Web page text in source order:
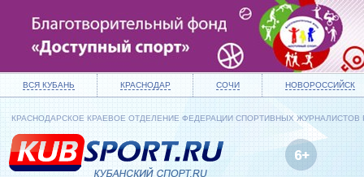
ВСЯ КУБАНЬ КРАСНОДАР СОЧИ НОВОРОССИЙСК
КРАСНОДАРСКОЕ КРАЕВОЕ ОТДЕЛЕНИЕ ФЕДЕРАЦИИ СПОРТИВНЫХ ЖУРНАЛИСТОВ